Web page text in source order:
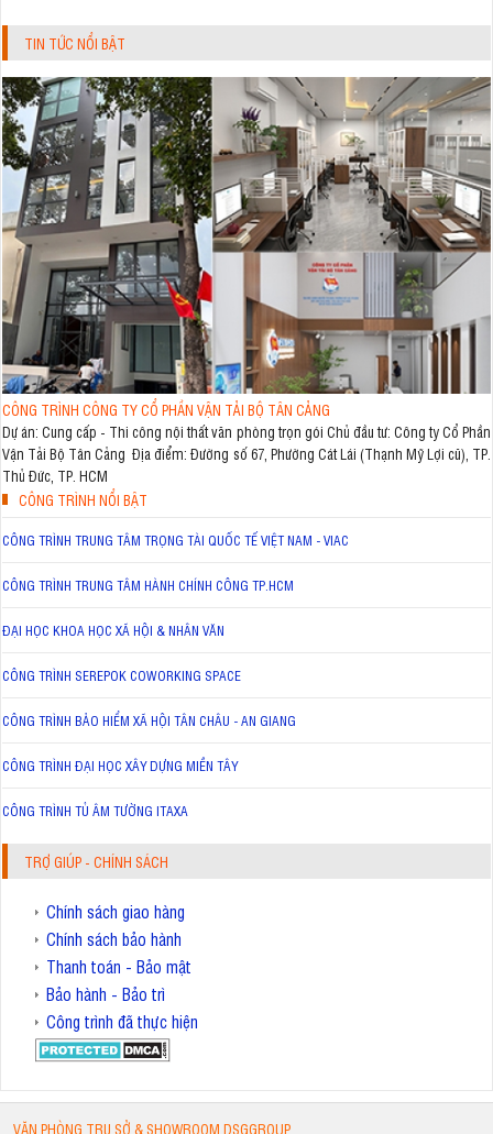
TIN TỨC NỔI BẬT
CÔNG TRÌNH CÔNG TY CỔ PHẦN VẬN TẢI BỘ TÂN CẢNG
Dự án: Cung cấp - Thi công nội thất văn phòng trọn gói Chủ đầu tư: Công ty Cổ Phần
Vận Tải Bộ Tân Cảng Địa điểm: Đường số 67, Phường Cát Lái (Thạnh Mỹ Lợi cũ), TP.
Thủ Đức, TP. HCM
CÔNG TRÌNH NỔI BẬT
CÔNG TRÌNH TRUNG TÂM TRỌNG TÀI QUỐC TẾ VIỆT NAM - VIAC
CÔNG TRÌNH TRUNG TÂM HÀNH CHÍNH CÔNG TP.HCM
ĐẠI HỌC KHOA HỌC XÃ HỘI & NHÂN VĂN
CÔNG TRÌNH SEREPOK COWORKING SPACE
CÔNG TRÌNH BẢO HIỂM XÃ HỘI TÂN CHÂU - AN GIANG
CÔNG TRÌNH ĐẠI HỌC XÂY DỰNG MIỀN TÂY
CÔNG TRÌNH TỦ ÂM TƯỜNG ITAXA
TRỢ GIÚP - CHÍNH SÁCH
Chính sách giao hàng
Chính sách bảo hành
Thanh toán - Bảo mật
Bảo hành - Bảo trì
Công trình đã thực hiện
VĂN PHÒNG TRỤ SỞ & SHOWROOM DSGGROUP